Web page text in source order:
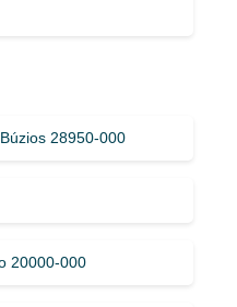
28950-000
20000-000